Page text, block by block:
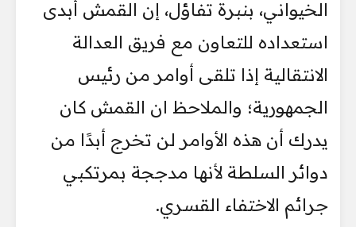
الخيواني، بنبرة تفاؤل، إن القمش أبدى
استعداده للتعاون مع فريق العدالة
الانتقالية إذا تلقى أوامر من رئيس
الجمهورية؛ والملاحظ ان القمش كان
يدرك أن هذه الأوامر لن تخرج أبدًا من
دوائر السلطة لأنها مدججة بمرتكبي
جرائم الاختفاء القسري.